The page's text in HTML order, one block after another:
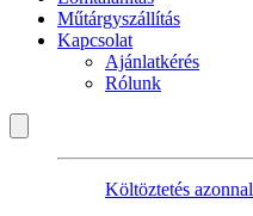
Műtárgyszállítás
Kapcsolat
Ajánlatkérés
Rólunk
Költöztetés azonnal